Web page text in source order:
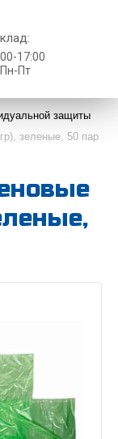
17:00
Пн-Пт
защиты
зеленые, 50 пар